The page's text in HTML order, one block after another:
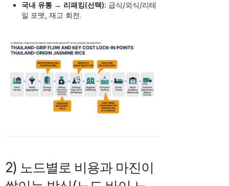
국내 유통 → 리패킹(선택): 급식/외식/리테
일 포맷, 재고 회전.
2) 노드별로 비용과 마진이